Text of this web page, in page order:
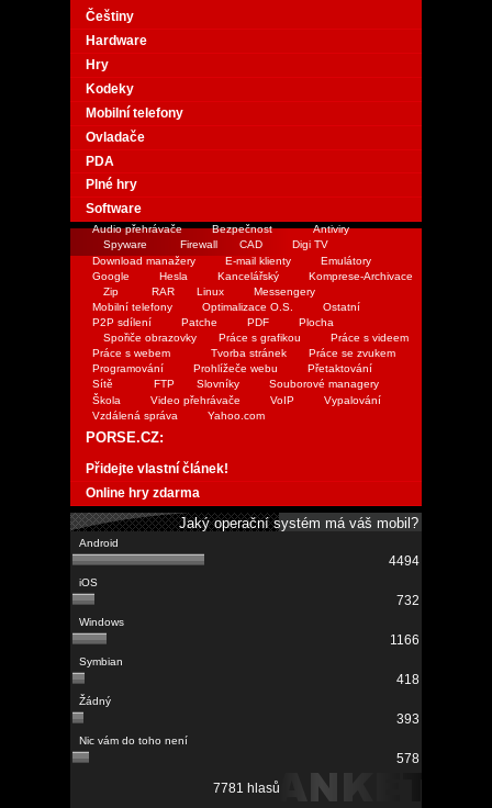
Češtiny
Hardware
Hry
Kodeky
Mobilní telefony
Ovladače
PDA
Plné hry
Software
Audio přehrávače Bezpečnost
Antiviry
Spyware
Firewall CAD
Digi TV
Download manažery
E-mail klienty
Emulátory
Google
Hesla Kancelářský
Komprese-Archivace
Zip
RAR Linux
Messengery
Mobilní telefony
Optimalizace O.S.
Ostatní
P2P sdílení
Patche PDF
Plocha
Spořiče obrazovky
Práce s grafikou
Práce s videem
Práce s webem
Tvorba stránek
Práce se zvukem
Programování
Prohlížeče webu
Přetaktování
Sítě
FTP Slovníky
Souborové managery
Škola
Video přehrávače VoIP
Vypalování
Vzdálená správa
Yahoo.com
PORSE.CZ:
Přidejte vlastní článek!
Online hry zdarma
Jaký operační systém má váš mobil?
4494
732
1166
418
393
578
7781 hlasů